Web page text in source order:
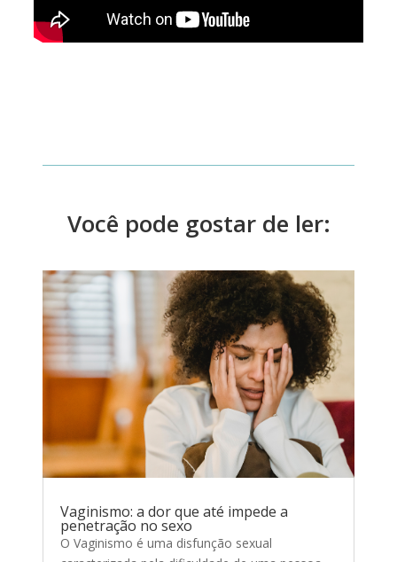
Você pode gostar de ler:
Vaginismo: a dor que até impede a
penetração no sexo
O Vaginismo é uma disfunção sexual